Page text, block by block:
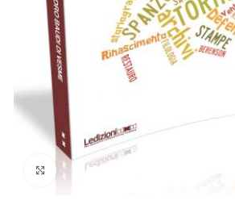
Click to enlarge